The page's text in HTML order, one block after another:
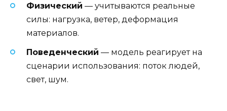
Физический — учитываются реальные
силы: нагрузка, ветер, деформация
материалов.
Поведенческий — модель реагирует на
сценарии использования: поток людей,
свет, шум.